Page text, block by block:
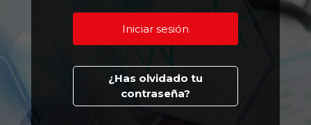
¿Has olvidado tu
contraseña?